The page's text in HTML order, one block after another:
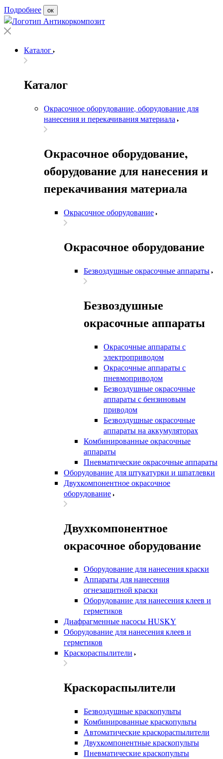
Подробнее
ок
Каталог
Каталог
Окрасочное оборудование, оборудование для
нанесения и перекачивания материала
Окрасочное оборудование,
оборудование для нанесения и
перекачивания материала
Окрасочное оборудование
Окрасочное оборудование
Безвоздушные окрасочные аппараты
Безвоздушные
окрасочные аппараты
Окрасочные аппараты с
электроприводом
Окрасочные аппараты с
пневмоприводом
Безвоздушные окрасочные
аппараты с бензиновым
приводом
Безвоздушные окрасочные
аппараты на аккумуляторах
Комбинированные окрасочные
аппараты
Пневматические окрасочные аппараты
Оборудование для штукатурки и шпатлевки
Двухкомпонентное окрасочное
оборудование
Двухкомпонентное
окрасочное оборудование
Оборудование для нанесения краски
Аппараты для нанесения
огнезащитной краски
Оборудование для нанесения клеев и
герметиков
Диафрагменные насосы HUSKY
Оборудование для нанесения клеев и
герметиков
Краскораспылители
Краскораспылители
Безвоздушные краскопульты
Комбинированные краскопульты
Автоматические краскораспылители
Двухкомпонентные краскопульты
Пневматические краскопульты